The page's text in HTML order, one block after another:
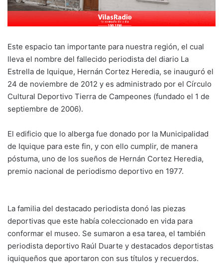
Este espacio tan importante para nuestra región, el cual
lleva el nombre del fallecido periodista del diario La
Estrella de Iquique, Hernán Cortez Heredia, se inauguró el
24 de noviembre de 2012 y es administrado por el Círculo
Cultural Deportivo Tierra de Campeones (fundado el 1 de
septiembre de 2006).
El edificio que lo alberga fue donado por la Municipalidad
de Iquique para este fin, y con ello cumplir, de manera
póstuma, uno de los sueños de Hernán Cortez Heredia,
premio nacional de periodismo deportivo en 1977.
La familia del destacado periodista donó las piezas
deportivas que este había coleccionado en vida para
conformar el museo. Se sumaron a esa tarea, el también
periodista deportivo Raúl Duarte y destacados deportistas
iquiqueños que aportaron con sus títulos y recuerdos.